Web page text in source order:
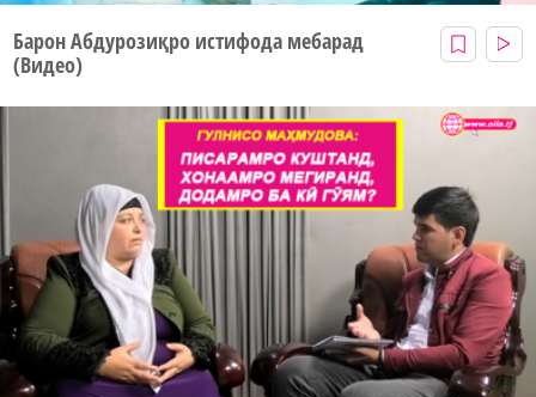
Барон Абдурозиқро истифода мебарад
(Видео)